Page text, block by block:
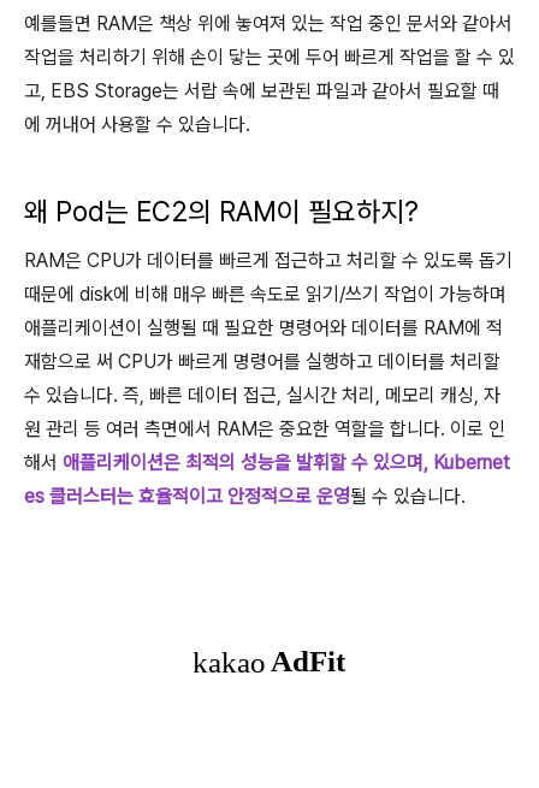
예를들면 RAM은 책상 위에 놓여져 있는 작업 중인 문서와 같아서
작업을 처리하기 위해 손이 닿는 곳에 두어 빠르게 작업을 할 수 있
고, EBS Storage는 서랍 속에 보관된 파일과 같아서 필요할 때
에 꺼내어 사용할 수 있습니다.
왜 Pod는 EC2의 RAM이 필요하지?
RAM은 CPU가 데이터를 빠르게 접근하고 처리할 수 있도록 돕기
때문에 disk에 비해 매우 빠른 속도로 읽기/쓰기 작업이 가능하며
애플리케이션이 실행될 때 필요한 명령어와 데이터를 RAM에 적
재함으로 써 CPU가 빠르게 명령어를 실행하고 데이터를 처리할
수 있습니다. 즉, 빠른 데이터 접근, 실시간 처리, 메모리 캐싱, 자
원 관리 등 여러 측면에서 RAM은 중요한 역할을 합니다. 이로 인
해서 애플리케이션은 최적의 성능을 발휘할 수 있으며, Kubernet
es 클러스터는 효율적이고 안정적으로 운영될 수 있습니다.